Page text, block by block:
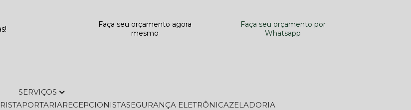
Faça seu orçamento agora
mesmo
Faça seu orçamento por
Whatsapp
SERVIÇOS
PORTARIA RECEPCIONISTA SEGURANÇA ELETRÔNICA
ZELADORIA